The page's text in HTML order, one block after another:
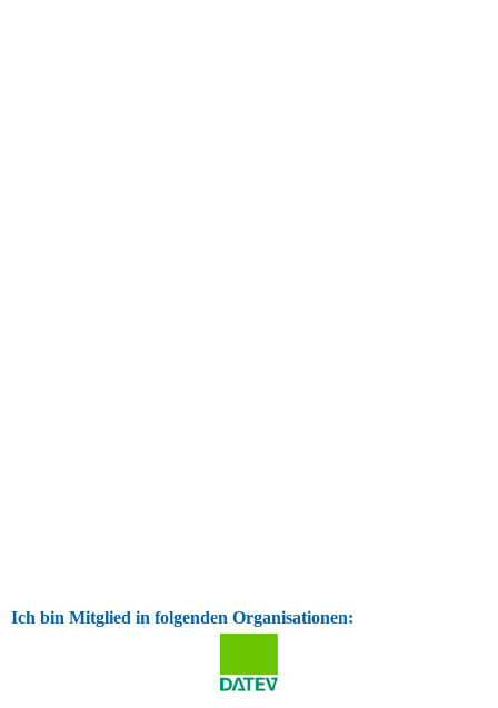
Ich bin Mitglied in folgenden Organisationen: